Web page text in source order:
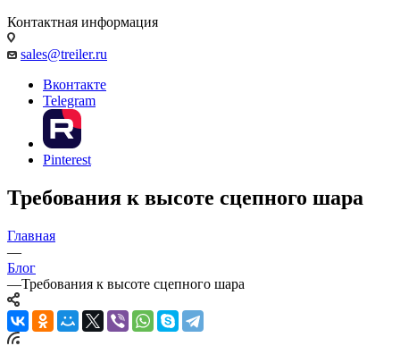
Контактная информация
sales@treiler.ru
Вконтакте
Telegram
Pinterest
Требования к высоте сцепного шара
Главная
—
Блог
—Требования к высоте сцепного шара